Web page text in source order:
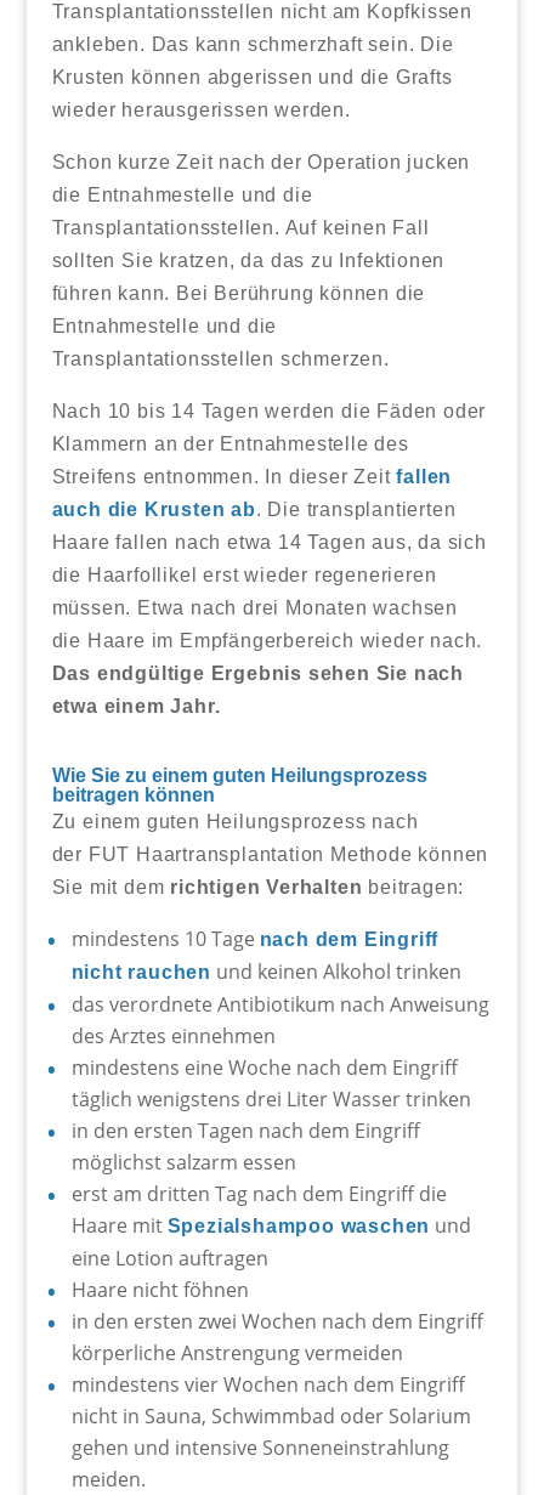
Transplantationsstellen nicht am Kopfkissen
ankleben. Das kann schmerzhaft sein. Die
Krusten können abgerissen und die Grafts
wieder herausgerissen werden.
Schon kurze Zeit nach der Operation jucken
die Entnahmestelle und die
Transplantationsstellen. Auf keinen Fall
sollten Sie kratzen, da das zu Infektionen
führen kann. Bei Berührung können die
Entnahmestelle und die
Transplantationsstellen schmerzen.
Nach 10 bis 14 Tagen werden die Fäden oder
Klammern an der Entnahmestelle des
Streifens entnommen. In dieser Zeitfallen
auch die Krusten ab. Die transplantierten
Haare fallen nach etwa 14 Tagen aus, da sich
die Haarfollikel erst wieder regenerieren
müssen. Etwa nach drei Monaten wachsen
die Haare im Empfängerbereich wieder nach.
Das endgültige Ergebnis sehen Sie nach
etwa einem Jahr.
Wie Sie zu einem guten Heilungsprozess
beitragen können
Zu einem guten Heilungsprozess nach
der FUT Haartransplantation Methode können
Sie mit dem richtigen Verhalten beitragen:
mindestens 10 Tage nach dem Eingriff
nicht rauchen und keinen Alkohol trinken
das verordnete Antibiotikum nach Anweisung
des Arztes einnehmen
mindestens eine Woche nach dem Eingriff
täglich wenigstens drei Liter Wasser trinken
in den ersten Tagen nach dem Eingriff
möglichst salzarm essen
erst am dritten Tag nach dem Eingriff die
Haare mit Spezialshampoo waschen und
eine Lotion auftragen
Haare nicht föhnen
in den ersten zwei Wochen nach dem Eingriff
körperliche Anstrengung vermeiden
mindestens vier Wochen nach dem Eingriff
nicht in Sauna, Schwimmbad oder Solarium
gehen und intensive Sonneneinstrahlung
meiden.